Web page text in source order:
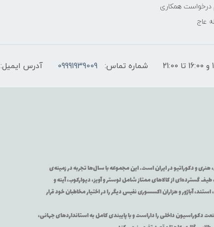
درخواست همکاری
عاج
شماره تماس: 09991939009 آدرس ایمیل:
و دکوراتیو در ایران است. این مجموعه با سال‌ها تجربه در زمینه‌ی
گسترده‌ای از کالاهای ممتاز شامل لوستر و آویز، دیوارکوب، آینه و
آباژور و هزاران اکسسوری نفیس دیگر را در اختیار مخاطبان خود قرار
دکوراسیون داخلی را داراست و با پایبندی کامل به استانداردهای جهانی،